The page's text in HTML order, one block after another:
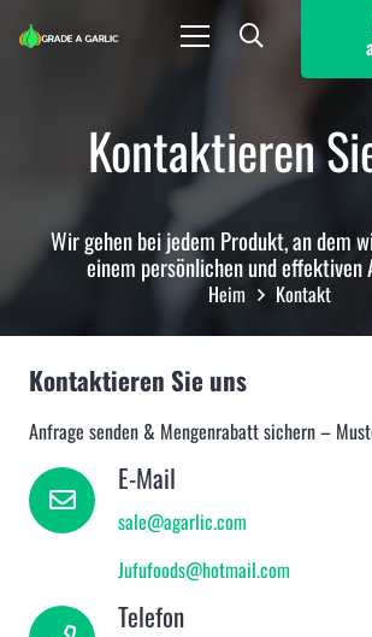
Kontaktieren
Wir gehen bei jedem Produkt, an dem
einem persönlichen und effektiven
Heim Kontakt
Kontaktieren Sie uns
Anfrage senden & Mengenrabatt sichern –
E-Mail
sale@agarlic.com
Jufufoods@hotmail.com
Telefon